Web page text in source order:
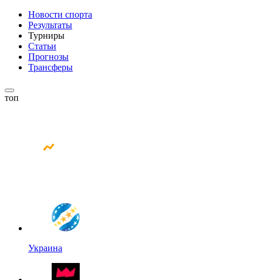
Новости спорта
Результаты
Турниры
Статьи
Прогнозы
Трансферы
топ
Украина